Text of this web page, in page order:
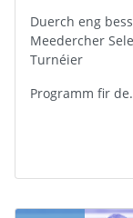
Duerch eng
Meedercher
Turnéier
Programm fir